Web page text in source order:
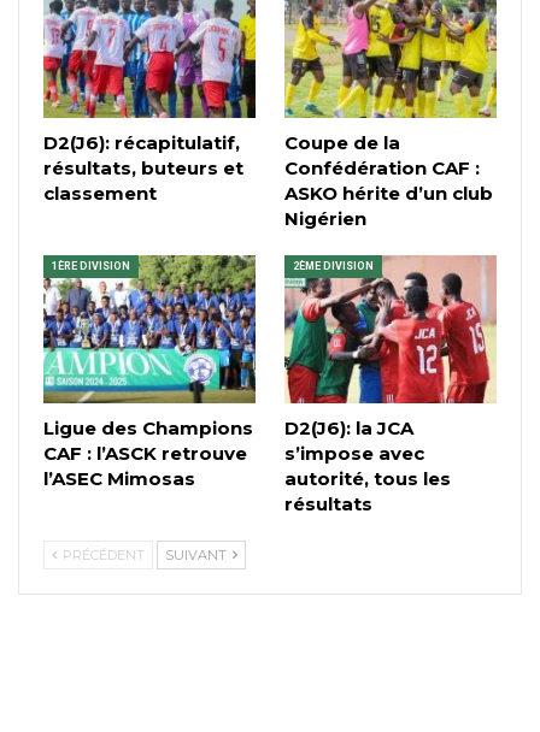
D2(J6): récapitulatif,
résultats, buteurs et
classement
Coupe de la
Confédération CAF :
ASKO hérite d’un club
Nigérien
1ÈRE DIVISION
Ligue des Champions
CAF : l’ASCK retrouve
l’ASEC Mimosas
2ÈME DIVISION
D2(J6): la JCA
s’impose avec
autorité, tous les
résultats
PRÉCÉDENT SUIVANT